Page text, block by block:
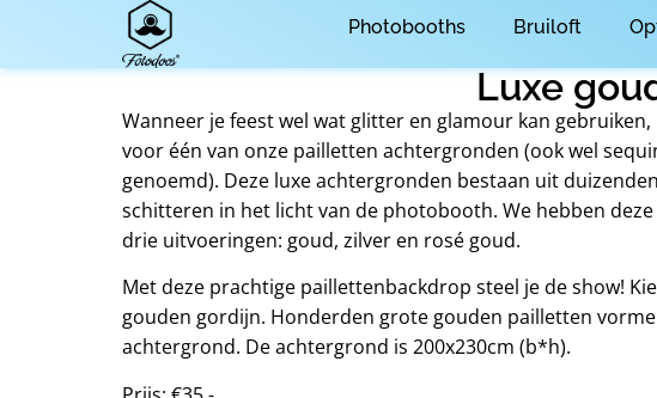
Photobooths Bruiloft
Luxe
Wanneer je feest wel wat glitter en glamour kan gebruiken,
voor één van onze pailletten achtergronden (ook wel
genoemd). Deze luxe achtergronden bestaan uit
schitteren in het licht van de photobooth. We hebben
drie uitvoeringen: goud, zilver en rosé goud.
Met deze prachtige paillettenbackdrop steel je de show!
gouden gordijn. Honderden grote gouden pailletten
achtergrond. De achtergrond is 200x230cm (b*h).